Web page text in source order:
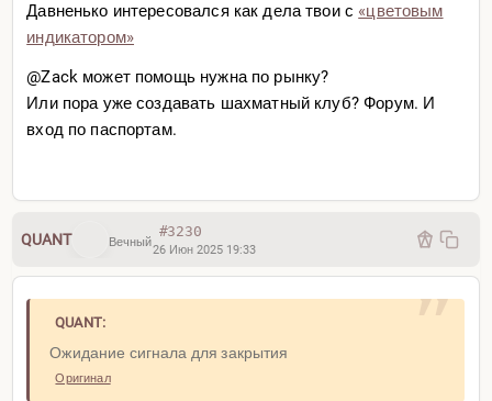
Давненько интересовался как дела твои с «цветовым
индикатором»
@Zack может помощь нужна по рынку?
Или пора уже создавать шахматный клуб? Форум. И
вход по паспортам.
QUANT Вечный
#3230
26 Июн 2025 19:33
QUANT:
Ожидание сигнала для закрытия
Оригинал